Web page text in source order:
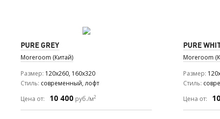
PURE GREY
Moreroom (Китай)
Размер 120x260, 160x320
Стиль современный, лофт
Цена от:
10 400 руб./м2
PURE
Moreroom
Размер
Стиль
Цена от: